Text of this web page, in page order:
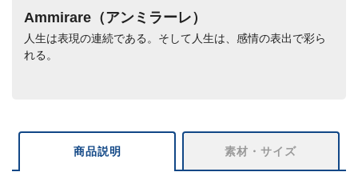
Ammirare（アンミラーレ）
人生は表現の連続である。そして人生は、感情の表出で彩ら
れる。
商品説明 素材・サイズ